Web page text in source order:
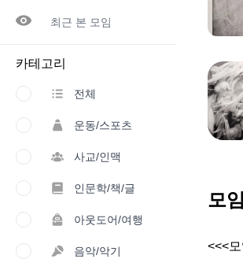
최근 본 모임
카테고리
전체
운동/스포츠
사교/인맥
인문학/책/글
아웃도어/여행
음악/악기
모
<<<